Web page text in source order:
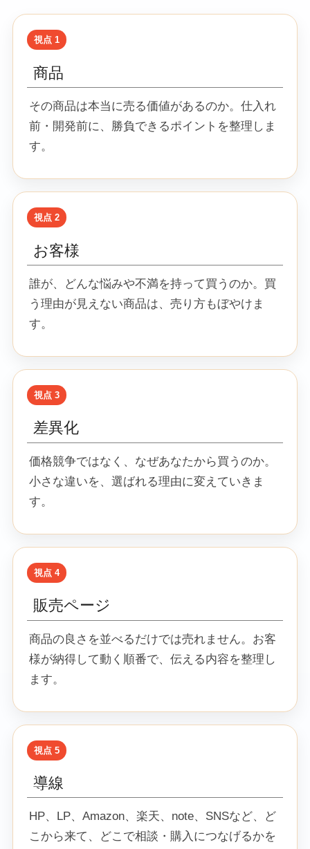
商品
その商品は本当に売る価値があるのか。仕入れ
前・開発前に、勝負できるポイントを整理しま
す。
お客様
誰が、どんな悩みや不満を持って買うのか。買
う理由が見えない商品は、売り方もぼやけま
す。
差異化
価格競争ではなく、なぜあなたから買うのか。
小さな違いを、選ばれる理由に変えていきま
す。
販売ページ
商品の良さを並べるだけでは売れません。お客
様が納得して動く順番で、伝える内容を整理し
ます。
導線
HP、LP、Amazon、楽天、note、SNSなど、ど
こから来て、どこで相談・購入につなげるかを